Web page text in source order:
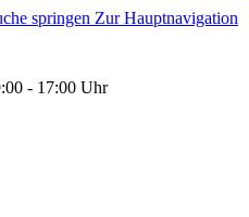
springen Zur Hauptnavigation
- 17:00 Uhr